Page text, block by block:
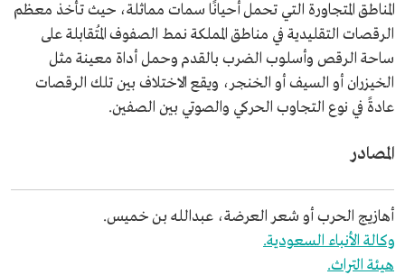
المناطق المتجاورة التي تحمل أحيانًا سمات مماثلة، حيث تأخذ معظم
الرقصات التقليدية في مناطق المملكة نمط الصفوف المُتقابلة على
ساحة الرقص وأسلوب الضرب بالقدم وحمل أداة معينة مثل
الخيزران أو السيف أو الخنجر، ويقع الاختلاف بين تلك الرقصات
عادةً في نوع التجاوب الحركي والصوتي بين الصفين.
المصادر
أهازيج الحرب أو شعر العرضة، عبدالله بن خميس.
وكالة الأنباء السعودية.
هيئة التراث.